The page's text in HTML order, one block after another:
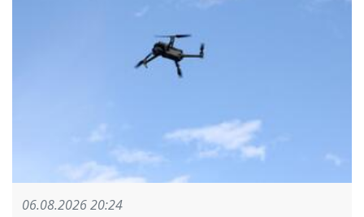
06.08.2026 20:24